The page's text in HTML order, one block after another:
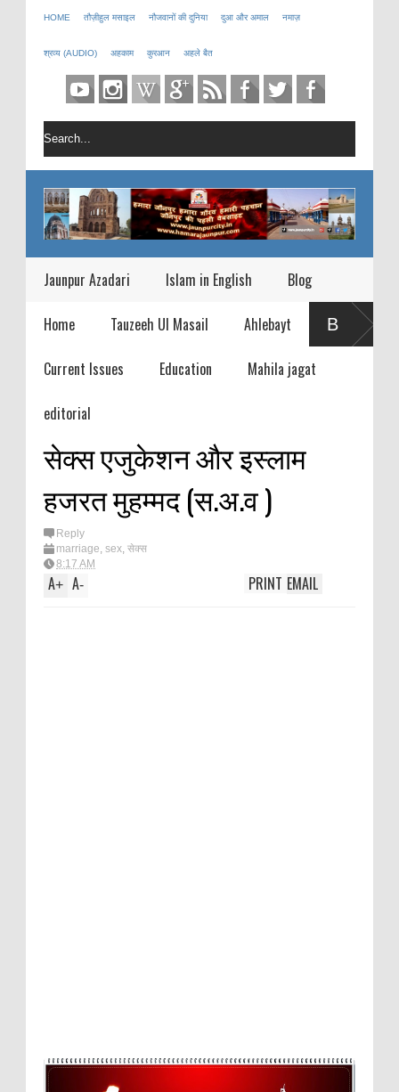
HOME तौज़ीहुल मसाइल नौजवानों की दुनिया दुआ और अमाल नमाज़
श्रव्य (AUDIO) अहकाम कुरआन अहले बैत
Jaunpur Azadari Islam in English Blog
Home Tauzeeh Ul Masail Ahlebayt
Current Issues Education Mahila jagat
editorial
B
जानिए दो वैज्ञानिकों ने
कहाँ जाती है |
माह ऐ रमज़ान एक
इंसान बनाना है |
फितरे की रक़म शहर के
सेक्स एजुकेशन और इस्लाम
हजरत मुहम्मद (स.अ.व )
Reply
marriage, sex, सेक्स
8:17 AM
A+ A- EMAIL
PRINT